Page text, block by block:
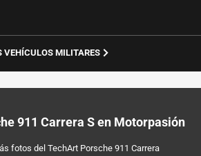
VEHÍCULOS MILITARES
911 Carrera S en Motorpasión
fotos del TechArt Porsche 911 Carrera